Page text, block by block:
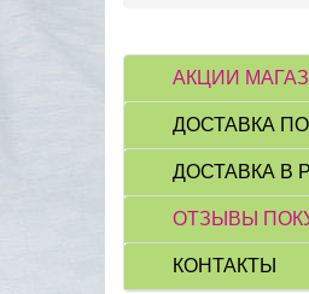
АКЦИИ
ДОСТАВКА
ДОСТАВКА В
ОТЗЫВЫ
КОНТАКТЫ